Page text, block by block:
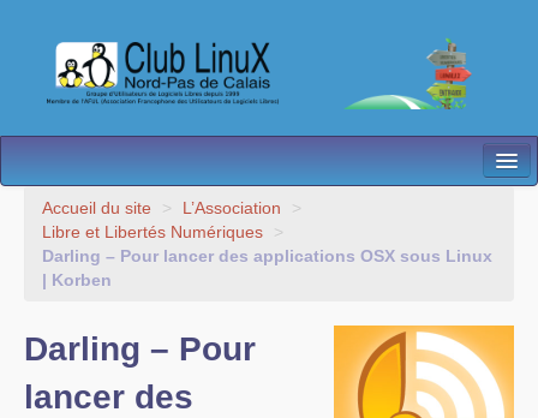
L’Association
Nos Activités
Contact
Les antennes
Accueil du site > L’Association
>
Libre et Libertés Numériques
>
Darling – Pour lancer des applications OSX sous Linux
| Korben
Darling – Pour
lancer des